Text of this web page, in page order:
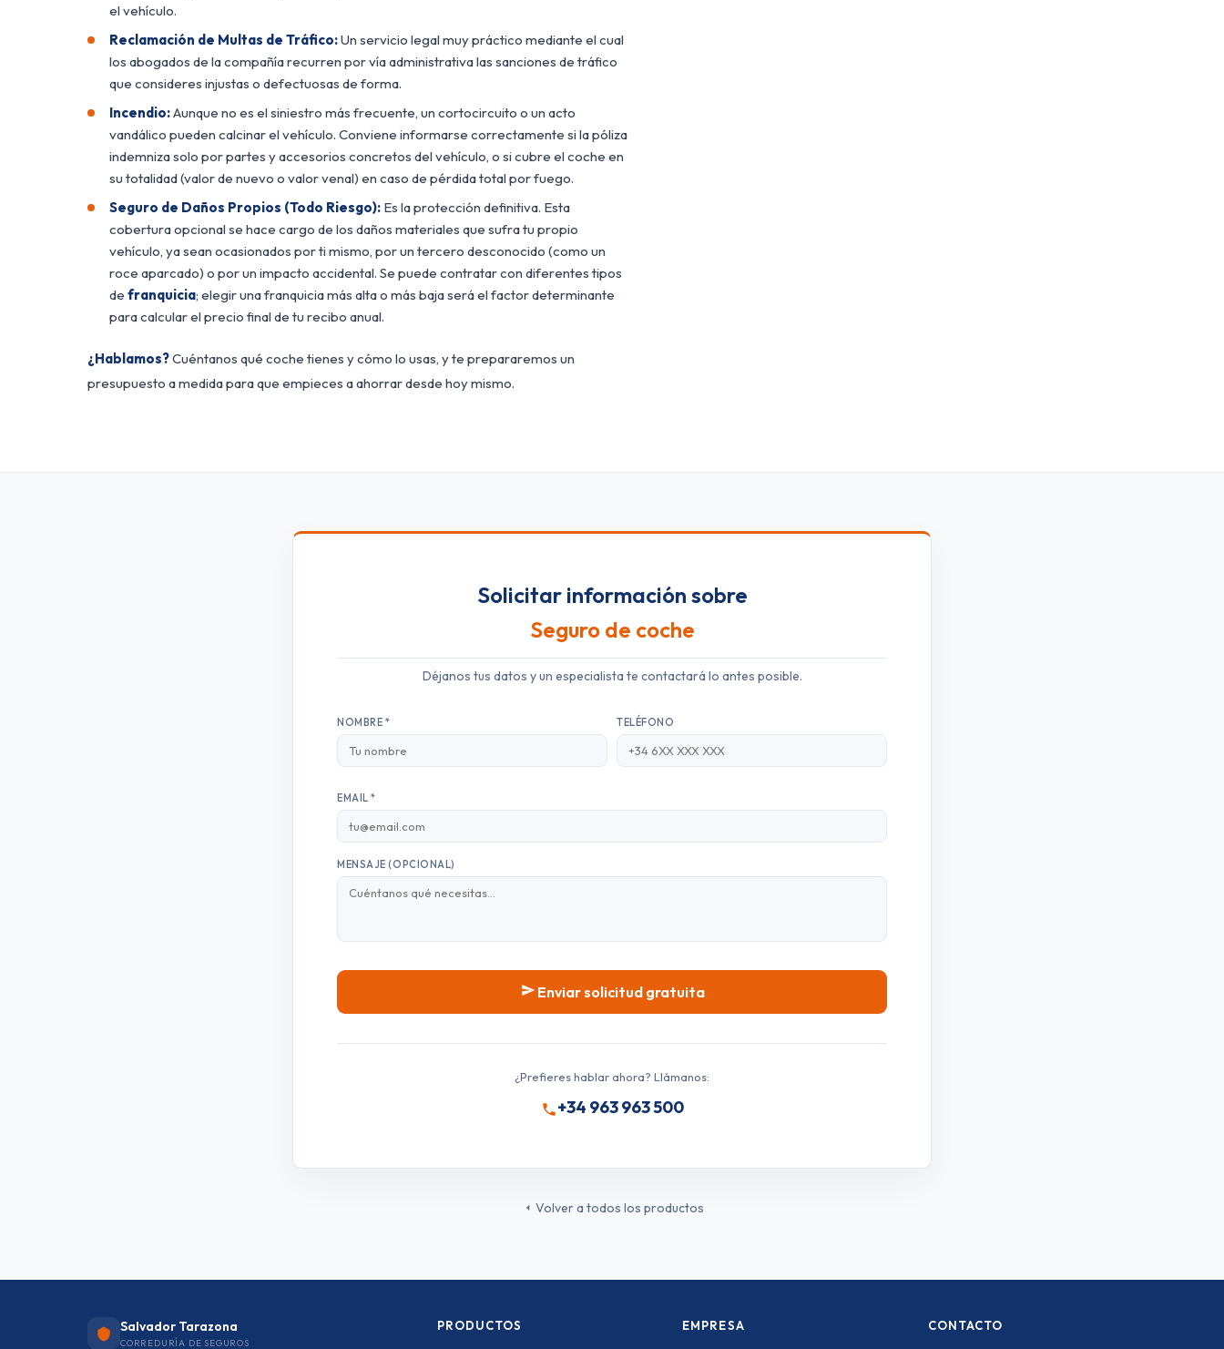
el vehículo.
Reclamación de Multas de Tráfico:Un servicio legal muy práctico mediante el cual
los abogados de la compañía recurren por vía administrativa las sanciones de tráfico
que consideres injustas o defectuosas de forma.
Incendio:Aunque no es el siniestro más frecuente, un cortocircuito o un acto
vandálico pueden calcinar el vehículo. Conviene informarse correctamente si la póliza
indemniza solo por partes y accesorios concretos del vehículo, o si cubre el coche en
su totalidad (valor de nuevo o valor venal) en caso de pérdida total por fuego.
Seguro de Daños Propios (Todo Riesgo): Es la protección definitiva. Esta
cobertura opcional se hace cargo de los daños materiales que sufra tu propio
vehículo, ya sean ocasionados por ti mismo, por un tercero desconocido (como un
roce aparcado) o por un impacto accidental. Se puede contratar con diferentes tipos
de franquicia; elegir una franquicia más alta o más baja será el factor determinante
para calcular el precio final de tu recibo anual.
¿Hablamos?Cuéntanos qué coche tienes y cómo lo usas, y te prepararemos un
presupuesto a medida para que empieces a ahorrar desde hoy mismo.
Solicitar información sobre
Seguro de coche
Déjanos tus datos y un especialista te contactará lo antes posible.
NOMBRE * TELÉFONO
EMAIL *
MENSAJE (OPCIONAL)
Enviar solicitud gratuita
¿Prefieres hablar ahora? Llámanos:
+34 963 963 500
Volver a todos los productos
Salvador Tarazona
CORREDURÍA DE SEGUROS
PRODUCTOS EMPRESA CONTACTO